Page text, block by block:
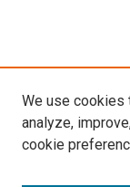
We use cookies
analyze,
cookie